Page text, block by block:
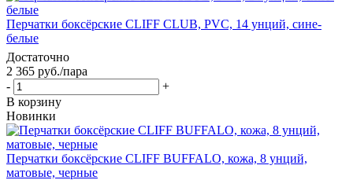
Перчатки боксёрские CLIFF CLUB, PVC, 14 унций, сине-
белые
Достаточно
2 365 руб./пара
-
+
В корзину
Новинки
Перчатки боксёрские CLIFF BUFFALO, кожа, 8 унций,
матовые, черные